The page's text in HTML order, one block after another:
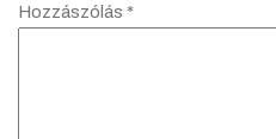
Hozzászólás *